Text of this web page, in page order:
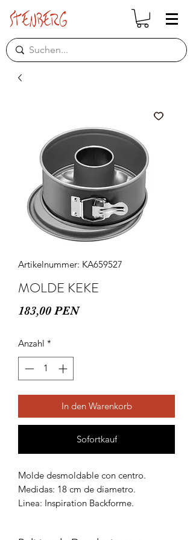
Artikelnummer: KA659527
MOLDE KEKE
183,00 PENPreis
Anzahl *
In den Warenkorb
Sofortkauf
Molde desmoldable con centro.
Medidas: 18 cm de diametro.
Linea: Inspiration Backforme.